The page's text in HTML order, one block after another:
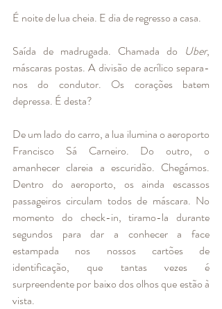
É noite de lua cheia. E dia de regresso a casa.
Saída de madrugada. Chamada do Uber,
máscaras postas. A divisão de acrílico separa-
nos do condutor. Os corações batem
depressa. É desta?
De um lado do carro, a lua ilumina o aeroporto
Francisco Sá Carneiro. Do outro, o
amanhecer clareia a escuridão. Chegámos.
Dentro do aeroporto, os ainda escassos
passageiros circulam todos de máscara. No
momento do check-in, tiramo-la durante
segundos para dar a conhecer a face
estampada nos nossos cartões de
identificação, que tantas vezes é
surpreendente por baixo dos olhos que estão à
vista.